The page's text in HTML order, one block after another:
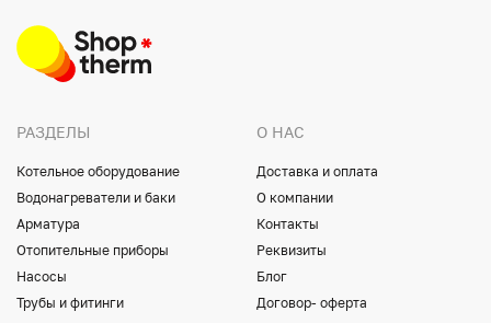
РАЗДЕЛЫ
Котельное оборудование
Водонагреватели и баки
Арматура
Отопительные приборы
Насосы
Трубы и фитинги
О НАС
Доставка и оплата
О компании
Контакты
Реквизиты
Блог
Договор- оферта